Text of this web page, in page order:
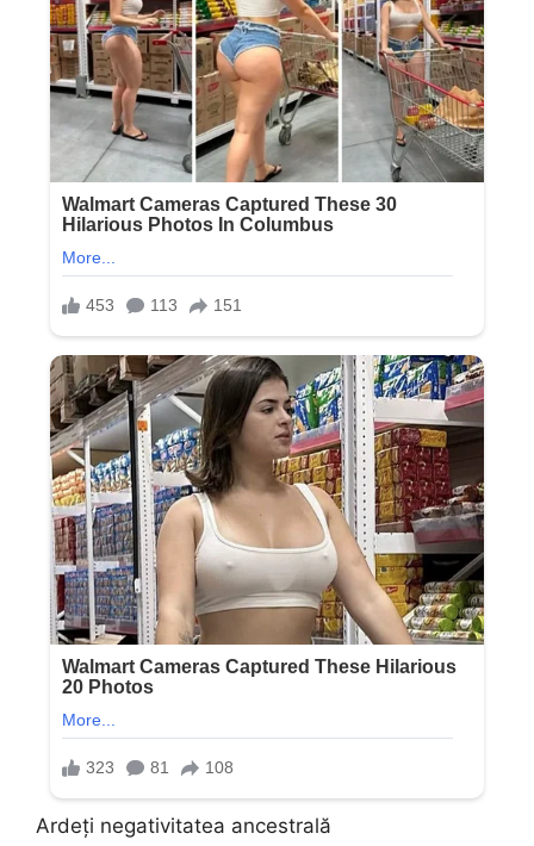
Ardeți negativitatea ancestrală